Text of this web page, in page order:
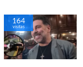
164
visitas